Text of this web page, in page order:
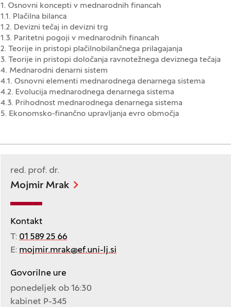
1. Osnovni koncepti v mednarodnih financah
1.1. Plačilna bilanca
1.2. Devizni tečaj in devizni trg
1.3. Paritetni pogoji v mednarodnih financah
2. Teorije in pristopi plačilnobilančnega prilagajanja
3. Teorije in pristopi določanja ravnotežnega deviznega tečaja
4. Mednarodni denarni sistem
4.1. Osnovni elementi mednarodnega denarnega sistema
4.2. Evolucija mednarodnega denarnega sistema
4.3. Prihodnost mednarodnega denarnega sistema
5. Ekonomsko-finančno upravljanja evro območja
red. prof. dr.
Mojmir Mrak
Kontakt
T: 01 589 25 66
E: mojmir.mrak@ef.uni-lj.si
Govorilne ure
ponedeljek ob 16:30
kabinet P-345